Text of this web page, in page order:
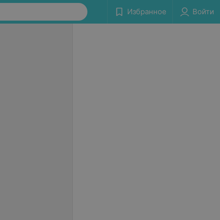
Избранное Войти